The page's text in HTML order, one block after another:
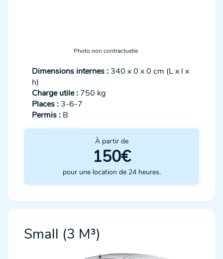
Photo non contractuelle
Dimensions internes : 340 x 0 x 0 cm (L x l x
h)
Charge utile : 750 kg
Places : 3-6-7
Permis : B
À partir de
150€
pour une location de 24 heures.
Small (3 M³)